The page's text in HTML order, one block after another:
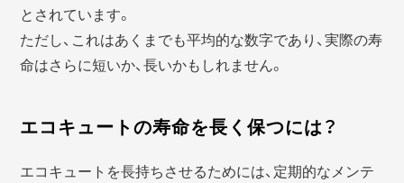
とされています。
ただし、これはあくまでも平均的な数字であり、実際の寿
命はさらに短いか、長いかもしれません。
エコキュートの寿命を長く保つには？
エコキュートを長持ちさせるためには、定期的なメンテ